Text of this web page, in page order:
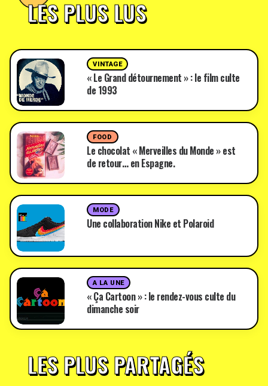
LES PLUS LUS
VINTAGE
« Le Grand détournement » : le film culte
de 1993
FOOD
Le chocolat « Merveilles du Monde » est
de retour… en Espagne.
MODE
Une collaboration Nike et Polaroid
A LA UNE
« Ça Cartoon » : le rendez-vous culte du
dimanche soir
LES PLUS PARTAGÉS